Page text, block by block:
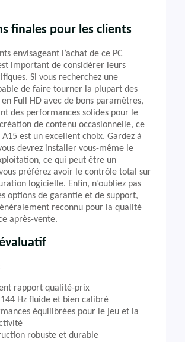
finales pour les clients
envisageant l’achat de ce PC
important de considérer leurs
Si vous recherchez une
de faire tourner la plupart des
Full HD avec de bons paramètres,
des performances solides pour le
de contenu occasionnelle, ce
A15 est un excellent choix. Gardez à
devrez installer vous-même le
ce qui peut être un
préférez avoir le contrôle total sur
logicielle. Enfin, n’oubliez pas
options de garantie et de support,
reconnu pour la qualité
après-vente.
rapport qualité-prix
144 Hz fluide et bien calibré
équilibrées pour le jeu et la
robuste et durable